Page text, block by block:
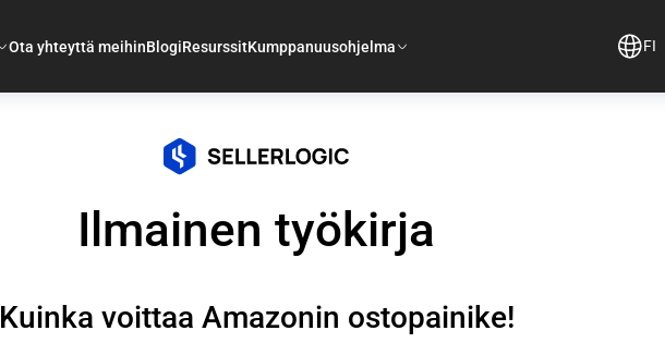
Ota yhteyttä meihinBlogiResurssitKumppanuusohjelma FI
Ilmainen työkirja
Kuinka voittaa Amazonin ostopainike!